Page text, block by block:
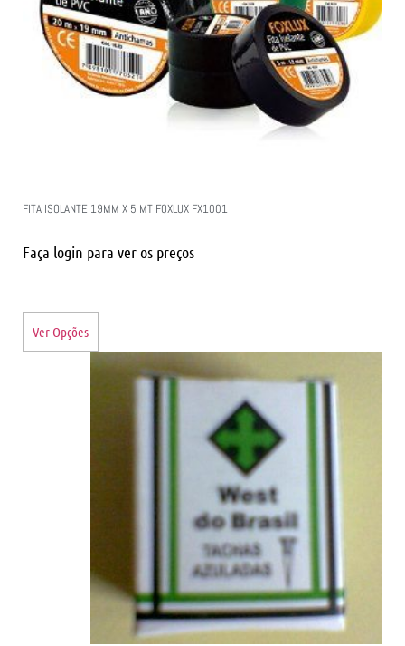
FITA ISOLANTE 19MM X 5 MT FOXLUX FX1001
Faça login para ver os preços
Ver Opções